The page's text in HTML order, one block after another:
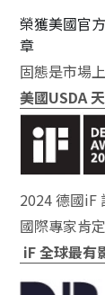
榮獲美國官
章
固態是市場
美國USDA
2024 德國iF
國際專家肯
iF 全球最有